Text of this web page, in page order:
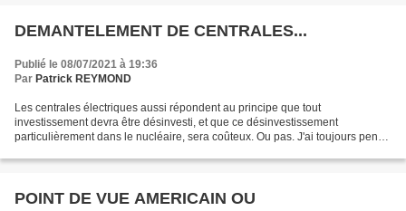
DEMANTELEMENT DE CENTRALES...
Publié le 08/07/2021 à 19:36
Par Patrick REYMOND
Les centrales électriques aussi répondent au principe que tout
investissement devra être désinvesti, et que ce désinvestissement
particulièrement dans le nucléaire, sera coûteux. Ou pas. J'ai toujours pensé
POINT DE VUE AMERICAIN OU